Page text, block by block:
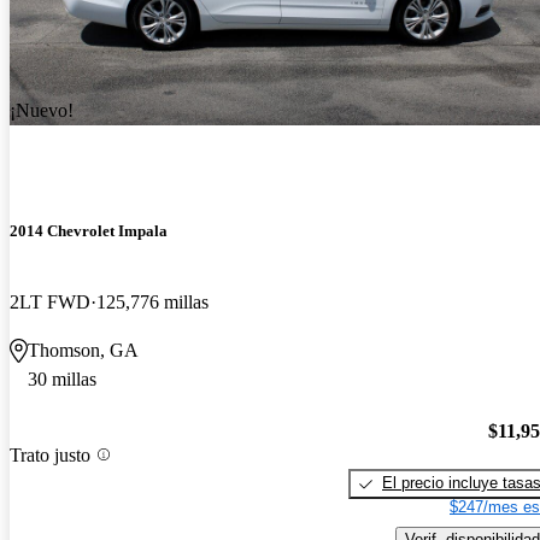
¡Nuevo!
2014 Chevrolet Impala
2LT FWD 125,776 millas
Thomson, GA
30 millas
Trato justo
El precio incluye tasas
$247/mes